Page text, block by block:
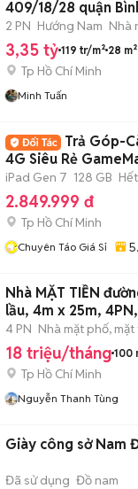
409/18/28 quận
2 PN Hướng Nam Nhà
3,35 tỷ 119 tr/m² 28 m²
Tp Hồ Chí Minh
Minh Tuấn
Trả Góp-
4G Siêu Rẻ
iPad Gen 7 128 GB
2.849.999 đ
Tp Hồ Chí Minh
Chuyên Táo Giá Sỉ
Nhà MẶT TIỀN
lầu, 4m x 25m,
bán
4 PN Nhà mặt phố, mặt
18 triệu/tháng 100
Tp Hồ Chí Minh
Nguyễn Thanh Tùng
Giày công sở Nam
Đã sử dụng Đồ nam